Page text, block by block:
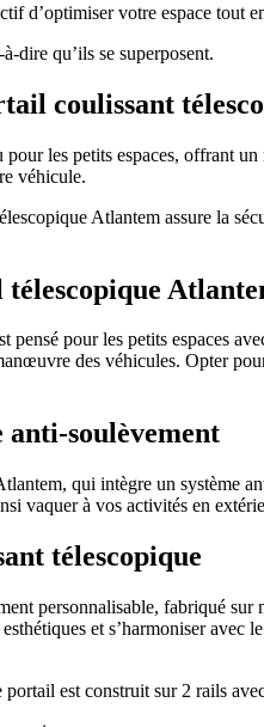
d’optimiser votre espace tout
dire qu’ils se superposent.
coulissant
les petits espaces, offrant
véhicule.
Atlantem assure la
pour les petits espaces
des véhicules. Opter
anti-soulèvement
qui intègre un système
vaquer à vos activités en
télescopique
personnalisable, fabriqué
et s’harmoniser
est construit sur 2 rails